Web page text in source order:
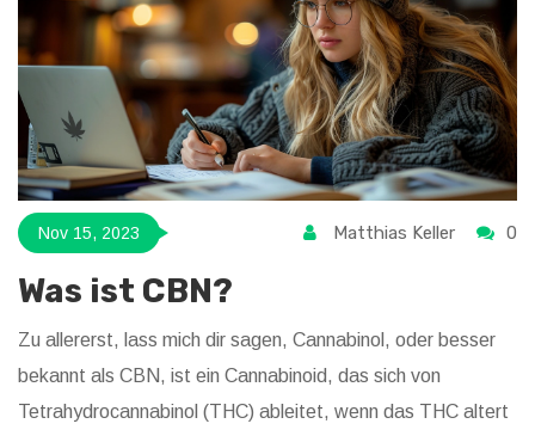
Nov 15, 2023 Matthias Keller 0
Was ist CBN?
Zu allererst, lass mich dir sagen, Cannabinol, oder besser
bekannt als CBN, ist ein Cannabinoid, das sich von
Tetrahydrocannabinol (THC) ableitet, wenn das THC altert